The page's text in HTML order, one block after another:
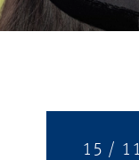
15 /